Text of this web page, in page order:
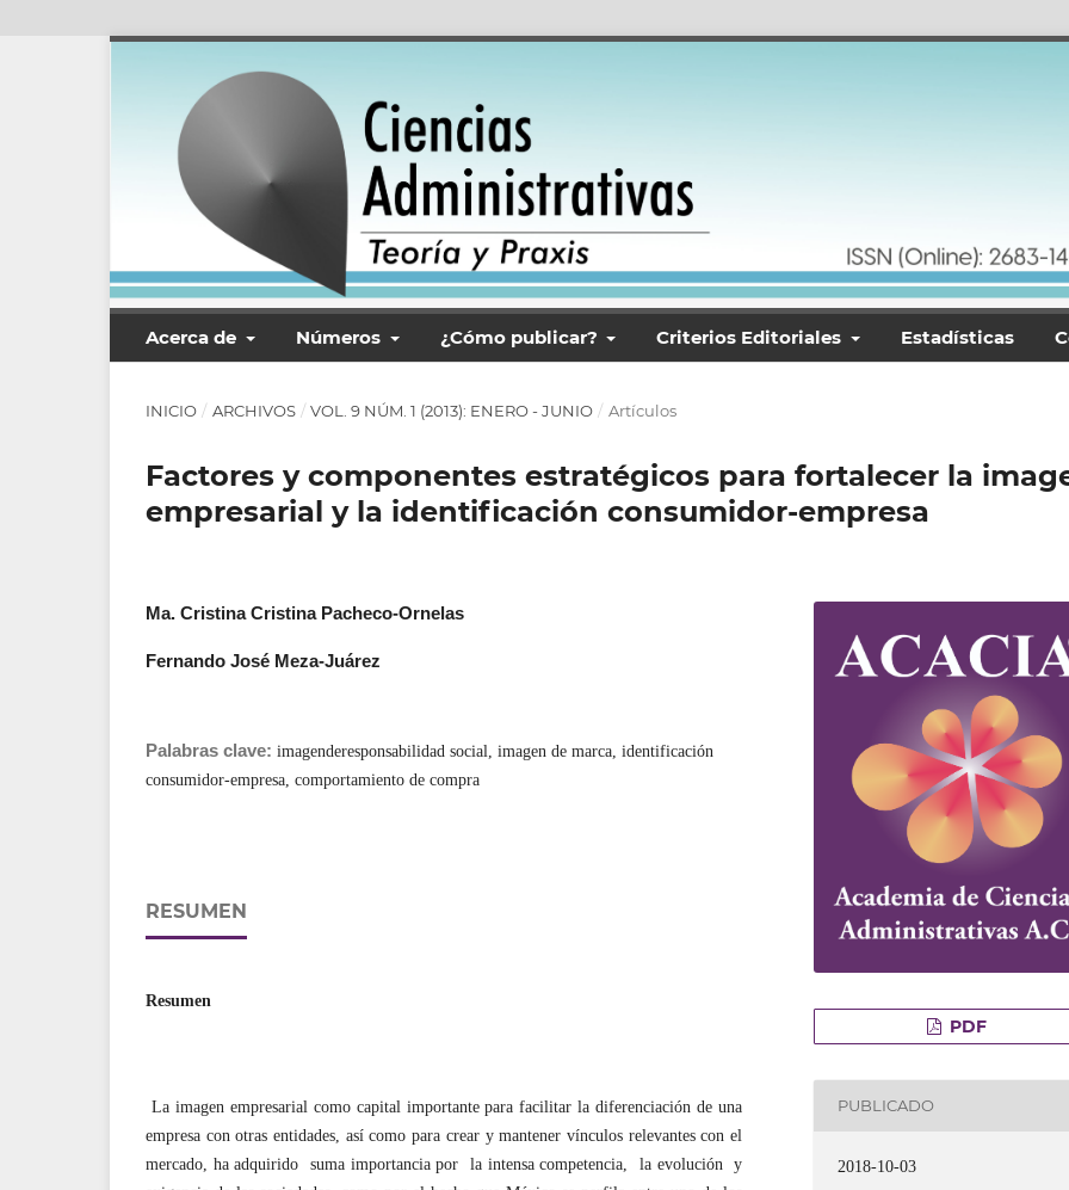
Acerca de Números ¿Cómo publicar? Criterios Editoriales Estadísticas
INICIO / ARCHIVOS / VOL. 9 NÚM. 1 (2013): ENERO - JUNIO / Artículos
Factores y componentes estratégicos para fortalecer la
empresarial y la identificación consumidor-empresa
Ma. Cristina Cristina Pacheco-Ornelas
Fernando José Meza-Juárez
Palabras clave: imagenderesponsabilidad social, imagen de marca, identificación
consumidor-empresa, comportamiento de compra
RESUMEN
Resumen
La imagen empresarial como capital importante para facilitar la diferenciación de una
empresa con otras entidades, así como para crear y mantener vínculos relevantes con el
mercado, ha adquirido suma importancia por la intensa competencia, la evolución y
PDF
PUBLICADO
2018-10-03